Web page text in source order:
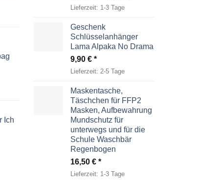
Ich
Preis
59,00 €
Lieferzeit: 1-3 Tage
Geschenk
Schlüsselanhänger
Lama Alpaka No Drama
9,90 €
Lieferzeit: 2-5 Tage
Maskentasche,
Täschchen für FFP2
Masken, Aufbewahrung
Mundschutz für
unterwegs und für die
Schule Waschbär
Regenbogen
16,50 €
Lieferzeit: 1-3 Tage